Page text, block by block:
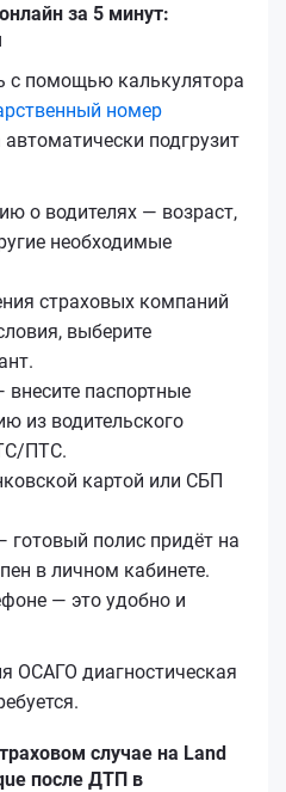
за 5 минут:
с помощью калькулятора
номер
подгрузит
о водителях — возраст,
необходимые
страховых компаний
выберите
внесите паспортные
из водительского
ПТС.
картой или СБП
готовый полис придёт на
в личном кабинете.
— это удобно и
ОСАГО диагностическая
случае на Land
после ДТП в